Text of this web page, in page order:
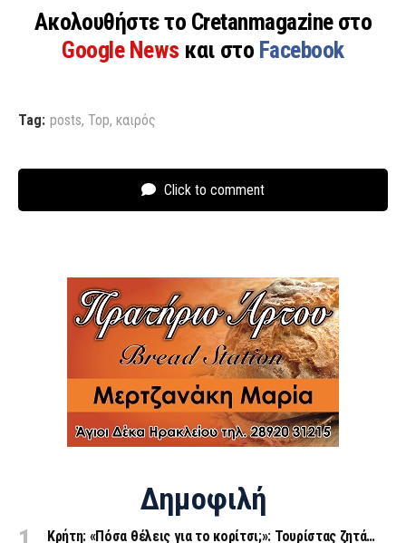
Ακολουθήστε το Cretanmagazine στο
Google News και στο Facebook
Tag: posts, Top, καιρός
Click to comment
Δημοφιλή
Κρήτη: «Πόσα θέλεις για το κορίτσι;»: Τουρίστας ζητά…